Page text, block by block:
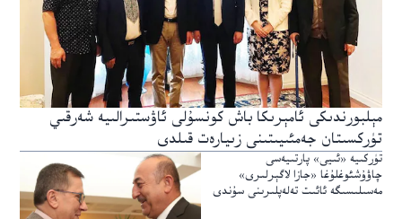
مېلبورندىكى ئامېرىكا باش كونسۇلى ئاۋستىرالىيە شەرقىي
تۈركسىتان جەمئىيىتىنى زىيارەت قىلدى
تۈركىيە «ئىيى» پارتىيەسى
چاۋۇشئوغلۇغا «جازا لاگېرلىرى»
مەسىلىسىگە ئائىت تەلەپلىرىنى سۇندى